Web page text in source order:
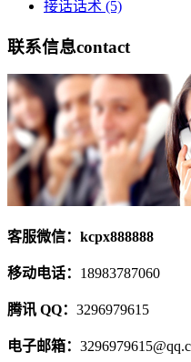
接话话术 (5)
联系信息contact
客服微信：kcpx888888
移动电话： 18983787060
腾讯 QQ： 3296979615
电子邮箱：